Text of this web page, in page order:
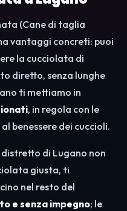
(Cane di taglia
vantaggi concreti: puoi
la cucciolata di
diretto, senza lunghe
ti mettiamo in
, in regola con le
benessere dei cuccioli.
distretto di Lugano non
giusta, ti
nel resto del
e senza impegno; le